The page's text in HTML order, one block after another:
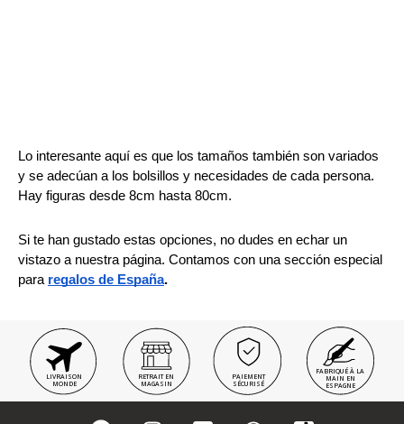
Lo interesante aquí es que los tamaños también son variados
y se adecúan a los bolsillos y necesidades de cada persona.
Hay figuras desde 8cm hasta 80cm.
Si te han gustado estas opciones, no dudes en echar un
vistazo a nuestra página. Contamos con una sección especial
para regalos de España.
LIVRAISON
MONDE
RETRAIT EN
MAGASIN
PAIEMENT
SÉCURISÉ
FABRIQUÉ À LA
MAIN EN
ESPAGNE